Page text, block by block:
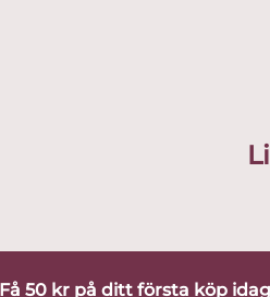
Få 50 kr på ditt första köp